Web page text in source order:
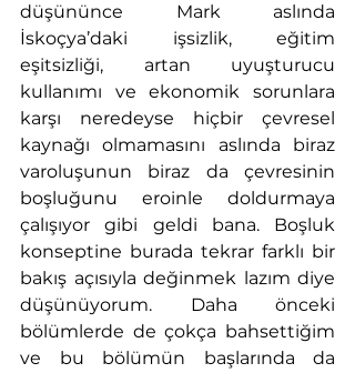
düşününce Mark aslında
İskoçya’daki işsizlik, eğitim
eşitsizliği, artan uyuşturucu
kullanımı ve ekonomik sorunlara
karşı neredeyse hiçbir çevresel
kaynağı olmamasını aslında biraz
varoluşunun biraz da çevresinin
boşluğunu eroinle doldurmaya
çalışıyor gibi geldi bana. Boşluk
konseptine burada tekrar farklı bir
bakış açısıyla değinmek lazım diye
düşünüyorum. Daha önceki
bölümlerde de çokça bahsettiğim
ve bu bölümün başlarında da